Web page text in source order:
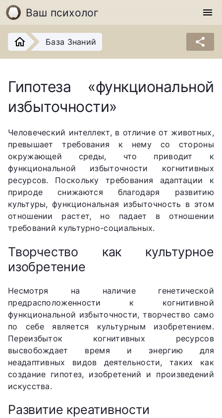
Ваш психолог menu
База Знаний share
Гипотеза «функциональной
избыточности»
Человеческий интеллект, в отличие от животных,
превышает требования к нему со стороны
окружающей среды, что приводит к
функциональной избыточности когнитивных
ресурсов. Поскольку требования адаптации к
природе снижаются благодаря развитию
культуры, функциональная избыточность в этом
отношении растет, но падает в отношении
требований культурно-социальных.
Творчество как культурное
изобретение
Несмотря на наличие генетической
предрасположенности к когнитивной
функциональной избыточности, творчество само
по себе является культурным изобретением.
Переизбыток когнитивных ресурсов
высвобождает время и энергию для
неадаптивных видов деятельности, таких как
создание гипотез, изобретений и произведений
искусства.
Развитие креативности